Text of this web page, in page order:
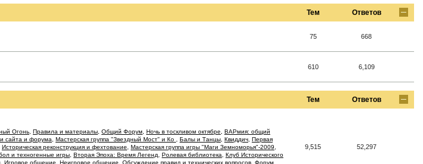
Тем Ответов
75 668
610 6,109
Тем Ответов
Огонь Правила и материалы Общий Форум Ночь в тоскливом октябре
ВАРмия: общий
сайта и форума Мастерская группа "Звездный Мост" и Ко Балы и Танцы Квиддич Первая
Историческая реконструкция и фехтование Мастерская группа игры "Маги Земноморья"-2009
и техногенные игры Вторая Эпоха: Время Легенд Ролевая библиотека
Клуб Исторического
Игровое общение Неигровое общение Обсуждение правил и технических вопросов Форум
9,515 52,297